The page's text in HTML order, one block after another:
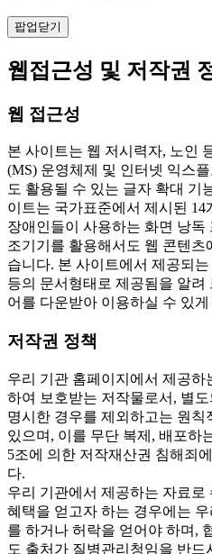
팝업닫기
웹접근성 및 저작권
웹 접근성
본 사이트는 웹 저시력자, 노인
(MS) 운영체제 및 인터넷 익스
도 활용될 수 있는 글자 확대 기
이트는 국가표준에서 제시된
장애인들이 사용하는 화면 낭독
조기기를 활용해서도 웹 콘텐츠
습니다. 본 사이트에서 제공되
등의 문서형태로 제공됨을 알
어를 다운받아 이용하실 수 있
저작권 정책
우리 기관 홈페이지에서 제공하
하여 보호받는 저작물로서, 별
명시한 경우를 제외하고는 원칙
있으며, 이를 무단 복제, 배포하
5조에 의한 저작재산권 침해죄
다.
우리 기관에서 제공하는 자료
혜택을 얻고자 하는 경우에는
를 하거나 허락을 얻어야 하며,
도 출처가 질병관리청임을 반드